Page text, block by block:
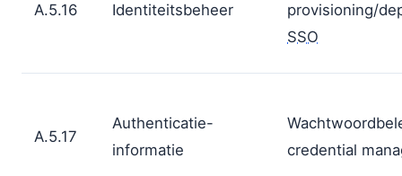
A.5.16 Identiteitsbeheer
provisioning/
SSO
A.5.17
Authenticatie-
informatie
credential